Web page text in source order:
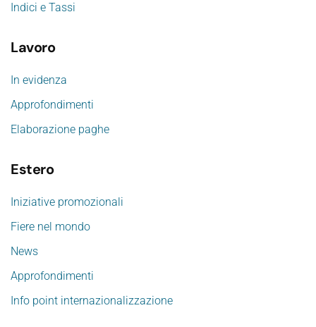
Indici e Tassi
Lavoro
In evidenza
Approfondimenti
Elaborazione paghe
Estero
Iniziative promozionali
Fiere nel mondo
News
Approfondimenti
Info point internazionalizzazione